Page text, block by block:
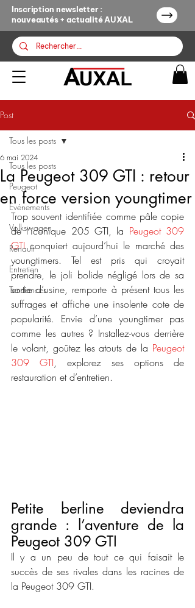
Inscription newsletter :
nouveautés + actualité AUXAL
Post
Tous les posts
Peugeot
Événements
Volkswagen
Renault
Entretien
Tendances
Tous les posts
La Peugeot 309 GTI : retour
en force version youngtimer
6 mai 2024
Trop souvent identifiée comme pâle copie
de l’iconique 205 GTI, la Peugeot 309
GTI conquiert aujourd’hui le marché des
youngtimers. Tel est pris qui croyait
prendre, le joli bolide négligé lors de sa
sortie d’usine, remporte à présent tous les
suffrages et affiche une insolente cote de
popularité. Envie d’une youngtimer pas
comme les autres ? Installez-vous derrière
le volant, goûtez les atouts de la Peugeot
309 GTI, explorez ses options de
restauration et d’entretien.
Petite berline deviendra
grande : l’aventure de la
Peugeot 309 GTI
Il y a un peu de tout ce qui faisait le
succès de ses rivales dans les racines de
la Peugeot 309 GTI.